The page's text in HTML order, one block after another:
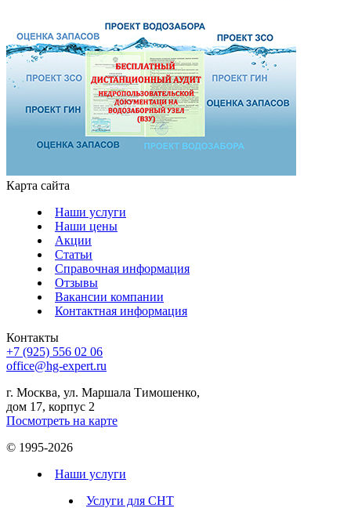
Карта сайта
Наши услуги
Наши цены
Акции
Статьи
Справочная информация
Отзывы
Вакансии компании
Контактная информация
Контакты
+7 (925) 556 02 06
office@hg-expert.ru
г. Москва, ул. Маршала Тимошенко,
дом 17, корпус 2
Посмотреть на карте
© 1995-2026
Наши услуги
Услуги для СНТ